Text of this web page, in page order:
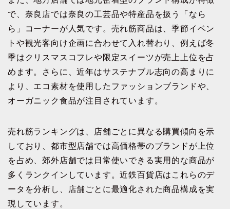
で、奈良店では奈良の工芸品や特産品を扱う「なら
ら」コーナーが人気です。売れ筋商品は、季節イベン
トや観光客向け企画に合わせて入れ替わり、例えば冬
季はクリスマスコフレや限定スイーツが売上上位を占
めます。さらに、近年はサステナブル志向の高まりに
より、エコ素材を使用したファッションブランドや、
オーガニック食品が注目されています。
売れ筋ランキングは、店舗ごとに異なる購買傾向を示
しており、都市型店舗では高価格帯のブランドが上位
を占め、郊外店舗では日常使いできる実用的な商品が
多くランクインしています。近鉄百貨店はこれらのデ
ータを分析し、店舗ごとに最適化された商品構成を実
現しています。